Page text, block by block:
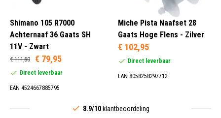
Shimano 105 R7000
Achternaaf 36 Gaats SH
11V - Zwart
€ 111,60 € 79,95
Direct leverbaar
EAN 4524667885795
Miche Pista Naafset 28
Gaats Hoge Flens - Zilver
€ 102,95
Direct leverbaar
EAN 8058258297712
8.9/10 klantbeoordeling